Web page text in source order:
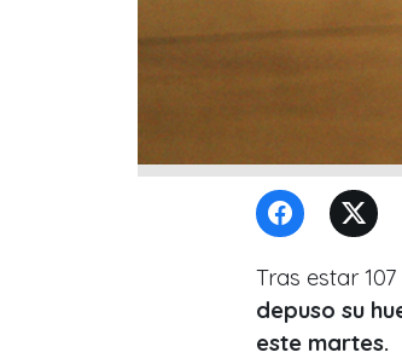
Tras estar
depuso su
este martes.